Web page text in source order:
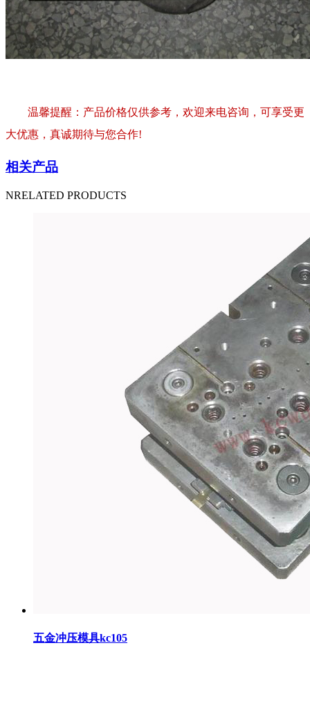
温馨提醒：产品价格仅供参考，欢迎来电咨询，可享受更
大优惠，真诚期待与您合作!
相关产品
NRELATED PRODUCTS
五金冲压模具kc105